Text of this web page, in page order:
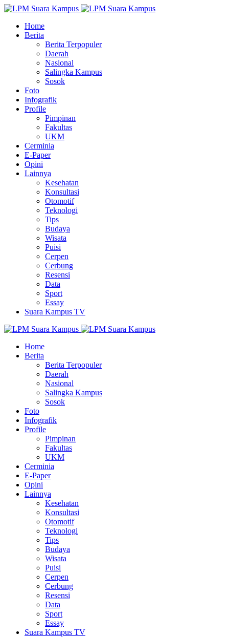
Home
Berita
Berita Terpopuler
Daerah
Nasional
Salingka Kampus
Sosok
Foto
Infografik
Profile
Pimpinan
Fakultas
UKM
Cerminia
E-Paper
Opini
Lainnya
Kesehatan
Konsultasi
Otomotif
Teknologi
Tips
Budaya
Wisata
Puisi
Cerpen
Cerbung
Resensi
Data
Sport
Essay
Suara Kampus TV
Home
Berita
Berita Terpopuler
Daerah
Nasional
Salingka Kampus
Sosok
Foto
Infografik
Profile
Pimpinan
Fakultas
UKM
Cerminia
E-Paper
Opini
Lainnya
Kesehatan
Konsultasi
Otomotif
Teknologi
Tips
Budaya
Wisata
Puisi
Cerpen
Cerbung
Resensi
Data
Sport
Essay
Suara Kampus TV